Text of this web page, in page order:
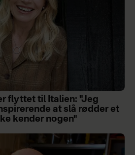
flyttet til Italien: "Jeg
at slå rødder et
kender nogen"